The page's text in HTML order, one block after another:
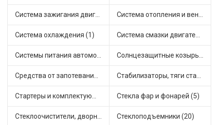
Система зажигания двигателя (3) Система отопления и вентиляции (17)
Система охлаждения (1) Система смазки двигателя (17)
Системы питания автомобиля (21) Солнцезащитные козырьки для салона автомобиля (3)
Средства от запотевания и размораживатели стекла (1) Стабилизаторы, тяги стабилизатора, стойки стабилиз (3)
Стартеры и комплектующие (38) Стекла фар и фонарей (5)
Стеклоочистители, дворники (1) Стеклоподъемники (20)